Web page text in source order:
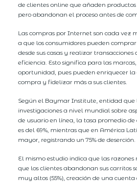
de clientes online que añaden
pero abandonan el proceso antes de
Las compras por Internet son cada vez
a que los consumidores pueden
desde sus casas y realizar
eficiencia. Esto significa para las
oportunidad, pues pueden enriquecer la
compra y fidelizar más a sus clientes.
Según el Baymar Institute, entidad que
investigaciones a nivel mundial sobre
de usuario en línea, la tasa promedio
es del 69%, mientras que en América
mayor, registrando un 75% de deserción.
El mismo estudio indica que las razones
que los clientes abandonan sus carritos
muy altos (55%), creación de una cuenta